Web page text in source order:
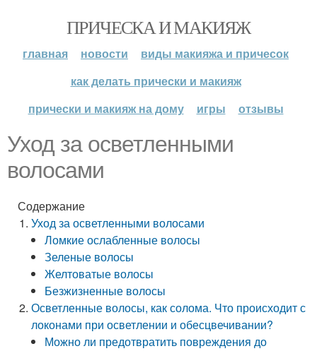
ПРИЧЕСКА И МАКИЯЖ
главная новости
виды макияжа и причесок
как делать прически и макияж
прически и макияж на дому
игры отзывы
Уход за осветленными
волосами
Содержание
Уход за осветленными волосами
Ломкие ослабленные волосы
Зеленые волосы
Желтоватые волосы
Безжизненные волосы
Осветленные волосы, как солома. Что происходит с
локонами при осветлении и обесцвечивании?
Можно ли предотвратить повреждения до